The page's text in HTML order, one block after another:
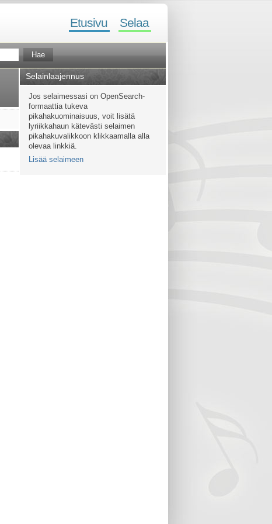
Etusivu Selaa
Selainlaajennus
Jos selaimessasi on OpenSearch-
formaattia tukeva
pikahakuominaisuus, voit lisätä
lyriikkahaun kätevästi selaimen
pikahakuvalikkoon klikkaamalla alla
olevaa linkkiä.
Lisää selaimeen